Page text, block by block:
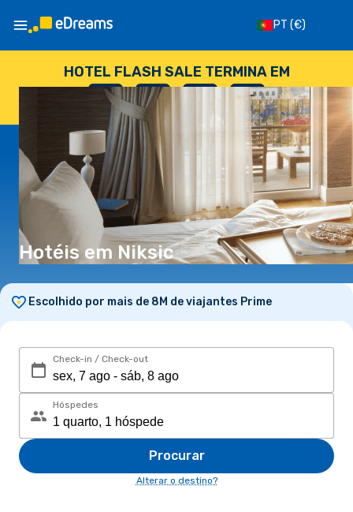
PT (€)
HOTEL FLASH SALE TERMINA EM
--
DIAS
: --
HORAS
: --
SEGUNDOS
Hotéis em Niksic
Escolhido por mais de 8M de viajantes Prime
Check-in / Check-out
Hóspedes
Procurar
Alterar o destino?